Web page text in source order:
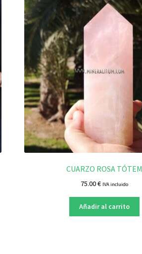
CUARZO ROSA TÓTEM
75.00€ IVA incluido
Añadir al carrito